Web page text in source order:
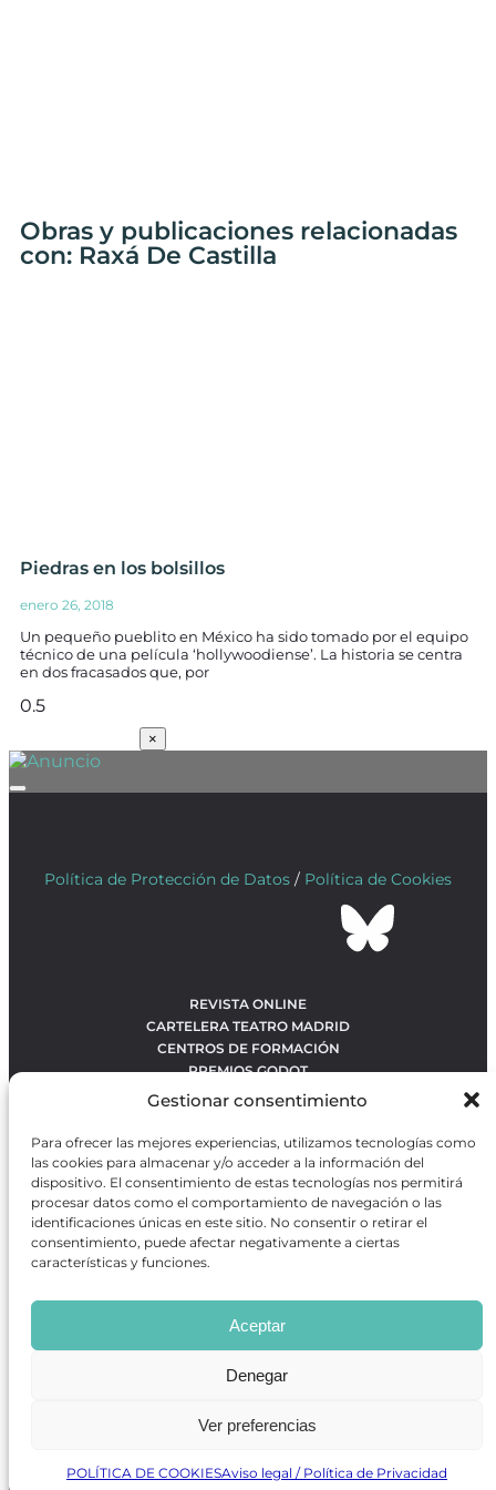
Gestionar consentimiento
Para ofrecer las mejores experiencias, utilizamos tecnologías como
las cookies para almacenar y/o acceder a la información del
dispositivo. El consentimiento de estas tecnologías nos permitirá
procesar datos como el comportamiento de navegación o las
identificaciones únicas en este sitio. No consentir o retirar el
consentimiento, puede afectar negativamente a ciertas
características y funciones.
Aceptar
Denegar
Ver preferencias
POLÍTICA DE COOKIESAviso legal / Política de Privacidad
Obras y publicaciones relacionadas
con: Raxá De Castilla
Piedras en los bolsillos
enero 26, 2018
Un pequeño pueblito en México ha sido tomado por el equipo
técnico de una película ‘hollywoodiense’. La historia se centra
en dos fracasados que, por
×
Política de Protección de Datos / Política de Cookies
REVISTA ONLINE
CARTELERA TEATRO MADRID
CENTROS DE FORMACIÓN
PREMIOS GODOT
CONTACTO
OBRAS MÁS VOTADAS
RANKING MEJORES OBRAS
BÚSQUEDA AVANZADA DE OBRAS
Revista GODOTes una revista independiente especializada
en información sobre artes escénicas de Madrid, gratuita y
que se distribuye en espacios escénicos, además de otros
puntos de interés turístico y de ocio de la capital.
Desarrollado por Precise Future